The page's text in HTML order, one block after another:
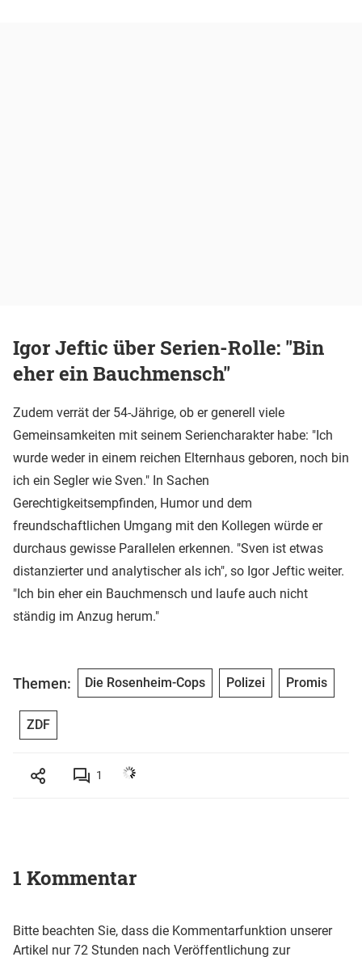
Igor Jeftic über Serien-Rolle: "Bin
eher ein Bauchmensch"
Zudem verrät der 54-Jährige, ob er generell viele
Gemeinsamkeiten mit seinem Seriencharakter habe: "Ich
wurde weder in einem reichen Elternhaus geboren, noch bin
ich ein Segler wie Sven." In Sachen
Gerechtigkeitsempfinden, Humor und dem
freundschaftlichen Umgang mit den Kollegen würde er
durchaus gewisse Parallelen erkennen. "Sven ist etwas
distanzierter und analytischer als ich", so Igor Jeftic weiter.
"Ich bin eher ein Bauchmensch und laufe auch nicht
ständig im Anzug herum."
Themen: Die Rosenheim-Cops Polizei Promis
ZDF
1
1 Kommentar
Bitte beachten Sie, dass die Kommentarfunktion unserer
Artikel nur 72 Stunden nach Veröffentlichung zur